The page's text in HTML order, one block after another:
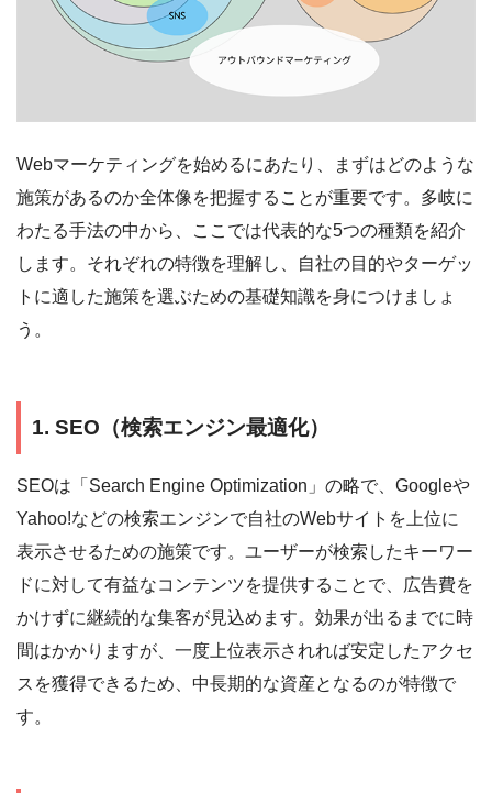
Webマーケティングを始めるにあたり、まずはどのような
施策があるのか全体像を把握することが重要です。多岐に
わたる手法の中から、ここでは代表的な5つの種類を紹介
します。それぞれの特徴を理解し、自社の目的やターゲッ
トに適した施策を選ぶための基礎知識を身につけましょ
う。
1. SEO（検索エンジン最適化）
SEOは「Search Engine Optimization」の略で、Googleや
Yahoo!などの検索エンジンで自社のWebサイトを上位に
表示させるための施策です。ユーザーが検索したキーワー
ドに対して有益なコンテンツを提供することで、広告費を
かけずに継続的な集客が見込めます。効果が出るまでに時
間はかかりますが、一度上位表示されれば安定したアクセ
スを獲得できるため、中長期的な資産となるのが特徴で
す。